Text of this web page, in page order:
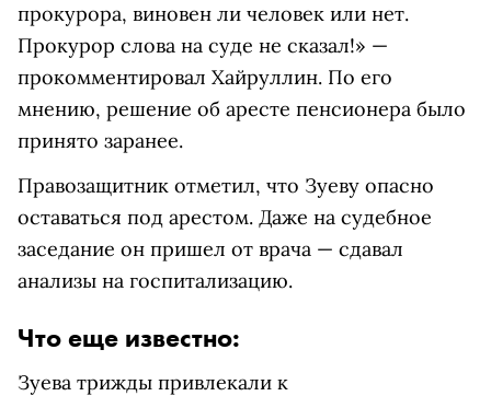
прокурора, виновен ли человек или нет.
Прокурор слова на суде не сказал!» —
прокомментировал Хайруллин. По его
мнению, решение об аресте пенсионера было
принято заранее.
Правозащитник отметил, что Зуеву опасно
оставаться под арестом. Даже на судебное
заседание он пришел от врача — сдавал
анализы на госпитализацию.
Что еще известно:
Зуева трижды привлекали к